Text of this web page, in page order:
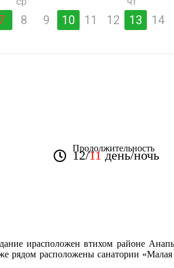
8 9 10 11 12 13 14
Продолжительность
12/11день/ночь
ирасположен втихом районе
рядом расположены санатории